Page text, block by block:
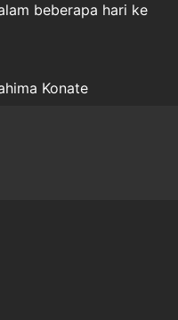
beberapa hari ke
Konate